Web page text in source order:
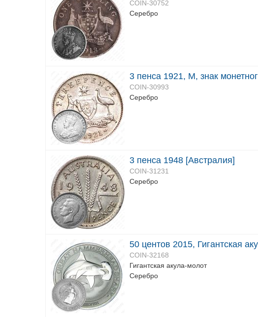
COIN-30752
Серебро
3 пенса 1921, M, знак
COIN-30993
Серебро
3 пенса 1948 [Австралия]
COIN-31231
Серебро
50 центов 2015, Гигантская
COIN-32168
Гигантская акула-молот
Серебро